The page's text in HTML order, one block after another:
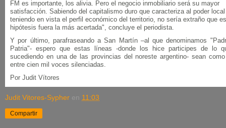
FM es importante, los alivia. Pero el negocio inmobiliario será su mayor
satisfacción. Sabiendo del capitalismo duro que caracteriza al poder
teniendo en vista el perfil económico del territorio, no sería extraño que
hipótesis fuera la más acertada", concluye el periodista.
Y por último, parafraseando a San Martín –al que denominamos
Patria"- espero que estas líneas -donde los hice participes de lo
sucediendo en una de las provincias del noreste argentino- sean
entre cien mil voces silenciadas.
Por Judit Vítores
Judit Vitores-Sypher en 11:03
Compartir